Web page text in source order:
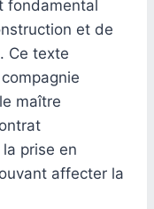
fondamental
et de
Ce texte
maître
prise en
affecter la